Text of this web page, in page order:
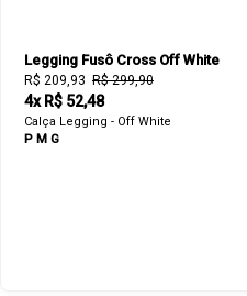
Legging Fusô Cross Off White
R$ 209,93 R$ 299,90
4x R$ 52,48
Calça Legging - Off White
P M G